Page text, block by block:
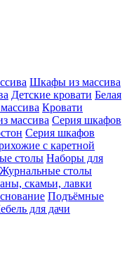
Шкафы из массива
Детские кровати Белая
Кровати
массива Серия шкафов
Серия шкафов
с каретной
столы Наборы для
Журнальные столы
скамьи, лавки
Подъёмные
для дачи